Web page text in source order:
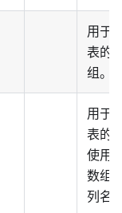
用于
表的
组。
用于
表的
使用
数组
列名